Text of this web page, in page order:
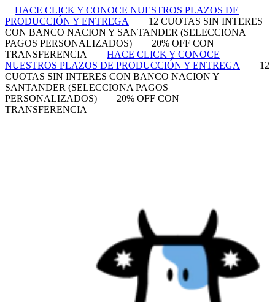
HACE CLICK Y CONOCE NUESTROS PLAZOS DE
PRODUCCIÓN Y ENTREGA
12 CUOTAS SIN INTERES
CON BANCO NACION Y SANTANDER (SELECCIONA
PAGOS PERSONALIZADOS)
20% OFF CON
TRANSFERENCIA
HACE CLICK Y CONOCE
NUESTROS PLAZOS DE PRODUCCIÓN Y ENTREGA
12
CUOTAS SIN INTERES CON BANCO NACION Y
SANTANDER (SELECCIONA PAGOS
PERSONALIZADOS)
20% OFF CON
TRANSFERENCIA